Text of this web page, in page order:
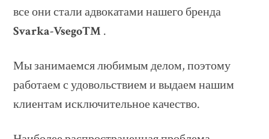
все они стали адвокатами нашего бренда
Svarka-Vsego™ .
Мы занимаемся любимым делом, поэтому
работаем с удовольствием и выдаем нашим
клиентам исключительное качество.